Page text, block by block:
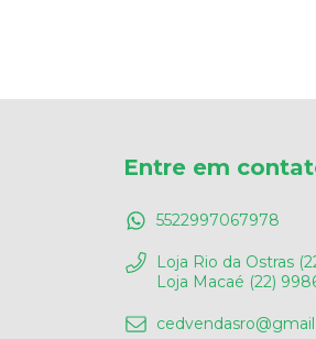
Entre em
5522997067978
Loja Rio da Ostras
Loja Macaé (22)